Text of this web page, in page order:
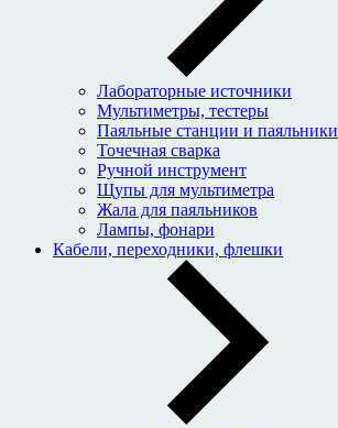
Лабораторные источники
Мультиметры, тестеры
Паяльные станции и паяльники
Точечная сварка
Ручной инструмент
Щупы для мультиметра
Жала для паяльников
Лампы, фонари
Кабели, переходники, флешки